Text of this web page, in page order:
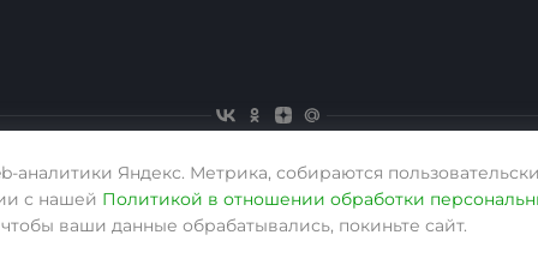
аналитики Яндекс. Метрика, собираются
с нашей Политикой в отношении обработки
ваши данные обрабатывались, покиньте сайт.